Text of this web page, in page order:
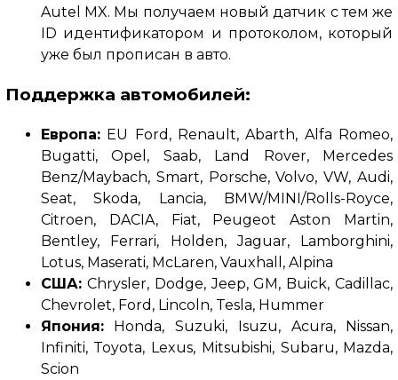
Autel MX. Мы получаем новый датчик с тем же
ID идентификатором и протоколом, который
уже был прописан в авто.
Поддержка автомобилей:
Европа:EU Ford, Renault, Abarth, Alfa Romeo,
Bugatti, Opel, Saab, Land Rover, Mercedes
Benz/Maybach, Smart, Porsche, Volvo, VW, Audi,
Seat, Skoda, Lancia, BMW/MINI/Rolls-Royce,
Citroen, DACIA, Fiat, Peugeot Aston Martin,
Bentley, Ferrari, Holden, Jaguar, Lamborghini,
Lotus, Maserati, McLaren, Vauxhall, Alpina
США:Chrysler, Dodge, Jeep, GM, Buick, Cadillac,
Chevrolet, Ford, Lincoln, Tesla, Hummer
Япония:Honda, Suzuki, Isuzu, Acura, Nissan,
Infiniti, Toyota, Lexus, Mitsubishi, Subaru, Mazda,
Scion